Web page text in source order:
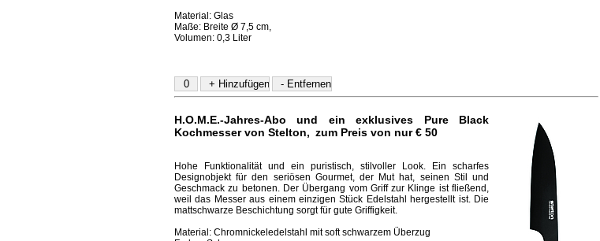
Material: Glas
Maße: Breite Ø 7,5 cm,
Volumen: 0,3 Liter
H.O.M.E.-Jahres-Abo und ein exklusives Pure Black
Kochmesser von Stelton, zum Preis von nur € 50
Hohe Funktionalität und ein puristisch, stilvoller Look. Ein scharfes
Designobjekt für den seriösen Gourmet, der Mut hat, seinen Stil und
Geschmack zu betonen. Der Übergang vom Griff zur Klinge ist fließend,
weil das Messer aus einem einzigen Stück Edelstahl hergestellt ist. Die
mattschwarze Beschichtung sorgt für gute Griffigkeit.
Material: Chromnickeledelstahl mit soft schwarzem Überzug